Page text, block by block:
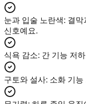
눈과 입술 노란색: 결막
신호예요.
식욕 감소: 간 기능 저
구토와 설사: 소화 기능